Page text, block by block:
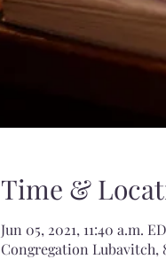
Time &
Jun 05, 2021, 11:40 a.m.
Congregation Lubavitch,